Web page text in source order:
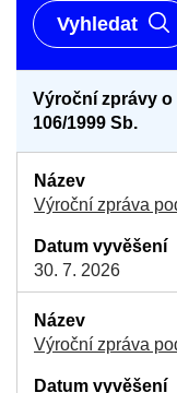
Vyhledat
Výroční zprávy
106/1999 Sb.
Výroční zpráva
30. 7. 2026
Výroční zpráva